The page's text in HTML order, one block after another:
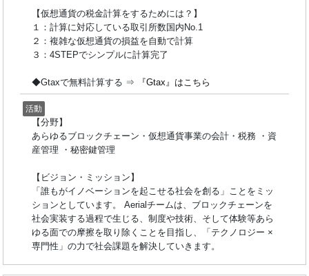
【仮想通貨の税金計算をするためには？】
１：計算に対応している取引所数国内No.1
２：複雑な仮想通貨の損益を自動で計算
３：4STEPでシンプルに計算完了
◆Gtaxで無料計算する ⇒ 『Gtax』はこちら
活動
【分野】
あらゆるブロックチェーン・仮想通貨事業の会計・税務 ・資
産管理 ・秘密鍵管理
【ビジョン・ミッション】
「誰もがイノベーションを起こせる社会を創る」ことをミッ
ションとしています。 Aerialチームは、ブロックチェーンを
社会実装する過程で生じる、制度や技術、そして体験等あら
ゆる面での摩擦を取り除くことを目指し、「テクノロジー ×
専門性」の力で社会課題を解決していきます。